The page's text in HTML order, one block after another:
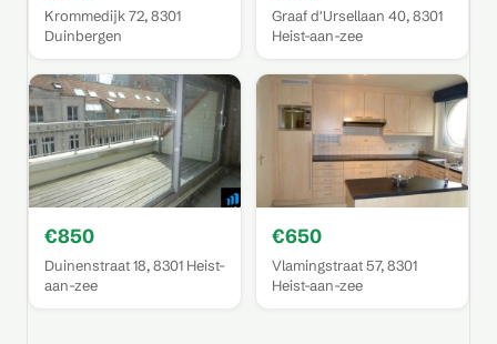
Krommedijk 72, 8301
Duinbergen
Graaf d'Ursellaan 40, 8301
Heist-aan-zee
€850
Duinenstraat 18, 8301 Heist-
aan-zee
€650
Vlamingstraat 57, 8301
Heist-aan-zee